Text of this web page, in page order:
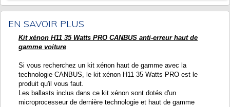
EN SAVOIR PLUS
Kit xénon H11 35 Watts PRO CANBUS anti-erreur haut de
gamme voiture
Si vous recherchez un kit xénon haut de gamme avec la
technologie CANBUS, le kit xénon H11 35 Watts PRO est le
produit qu'il vous faut.
Les ballasts inclus dans ce kit xénon sont dotés d'un
microprocesseur de dernière technologie et haut de gamme